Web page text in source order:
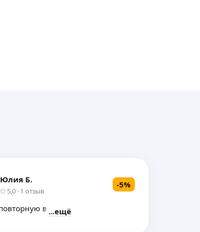
Юлия Б.
5,0 · 1 отзыв
-5%
встречу
ещё